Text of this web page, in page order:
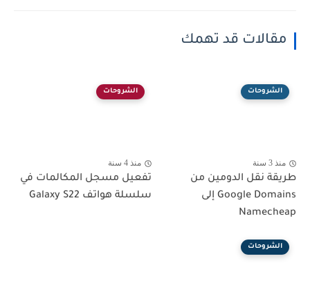
مقالات قد تهمك
الشروحات
منذ 3 سنة
طريقة نقل الدومين من
Google Domains إلى
Namecheap
الشروحات
منذ 4 سنة
تفعيل مسجل المكالمات في
سلسلة هواتف Galaxy S22
الشروحات